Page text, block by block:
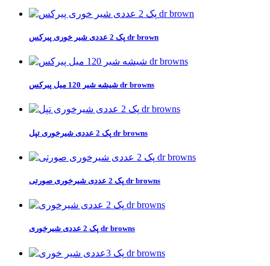
پک 2 عددی شیر خوری پیرکس dr brown
شیشه شیر 120 میل پیرکس dr browns
پک 2 عددی شیرخوری تپل dr browns
پک 2 عددی شیرخوری صورتی dr browns
پک 2 عددی شیرخوری dr browns